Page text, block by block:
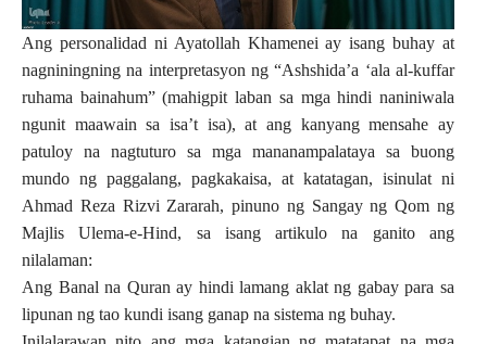
Ang personalidad ni Ayatollah Khamenei ay isang buhay at
nagniningning na interpretasyon ng “Ashshida’a ‘ala al-kuffar
ruhama bainahum” (mahigpit laban sa mga hindi naniniwala
ngunit maawain sa isa’t isa), at ang kanyang mensahe ay
patuloy na nagtuturo sa mga mananampalataya sa buong
mundo ng paggalang, pagkakaisa, at katatagan, isinulat ni
Ahmad Reza Rizvi Zararah, pinuno ng Sangay ng Qom ng
Majlis Ulema-e-Hind, sa isang artikulo na ganito ang
nilalaman:
Ang Banal na Quran ay hindi lamang aklat ng gabay para sa
lipunan ng tao kundi isang ganap na sistema ng buhay.